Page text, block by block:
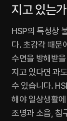
지고 있는
HSP의 특성상
다. 초감각 때문
수면을 방해받
지고 있다면 과
수 있습니다.
해야 일상생활
조명과 소음, 침